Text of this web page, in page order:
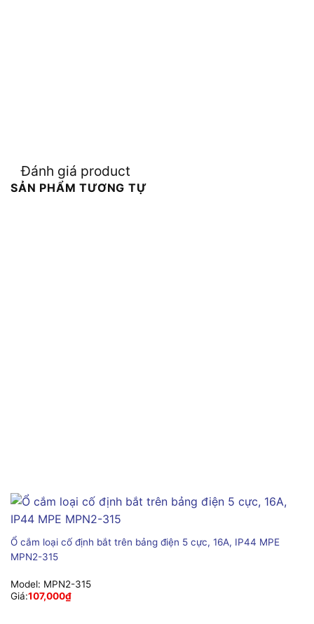
Đánh giá product
SẢN PHẨM TƯƠNG TỰ
Ổ cắm loại cố định bắt trên bảng điện 5 cực, 16A, IP44 MPE
MPN2-315
Model: MPN2-315
Giá:107,000₫